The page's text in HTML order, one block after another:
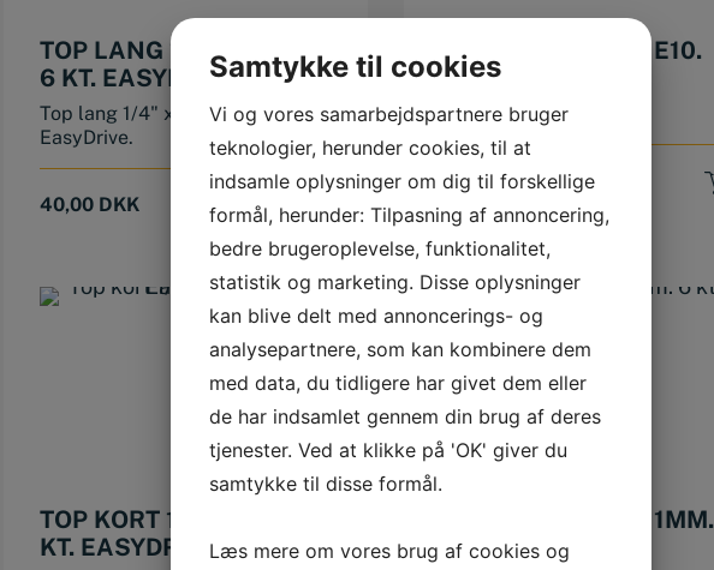
TOP LANG 1/4″ X 13MM.
6 KT. EASYDRIVE.
Top lang 1/4" x 13mm. 6 kt.
EasyDrive.
40,00 DKK
E-TOP KORT 1/4 X E10.
E-Top kort 1/4 x E10.
35,00 DKK
TOP KORT 1/4″ X 8MM. 6
KT. EASYDRIVE.
TOP KORT 1/4″ X 11MM.
6 KT. EASYDRIVE.
Samtykke til cookies
Vi og vores samarbejdspartnere bruger
teknologier, herunder cookies, til at
indsamle oplysninger om dig til forskellige
formål, herunder: Tilpasning af annoncering,
bedre brugeroplevelse, funktionalitet,
statistik og marketing. Disse oplysninger
kan blive delt med annoncerings- og
analysepartnere, som kan kombinere dem
med data, du tidligere har givet dem eller
de har indsamlet gennem din brug af deres
tjenester. Ved at klikke på 'OK' giver du
samtykke til disse formål.
Læs mere om vores brug af cookies og